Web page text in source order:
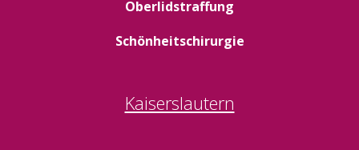
Oberlidstraffung
Schönheitschirurgie
Kaiserslautern